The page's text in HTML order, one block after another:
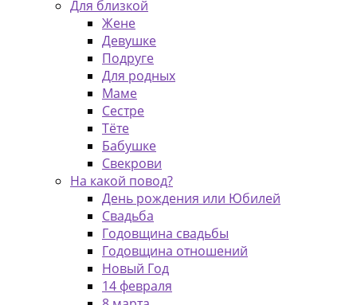
Для близкой
Жене
Девушке
Подруге
Для родных
Маме
Сестре
Тёте
Бабушке
Свекрови
На какой повод?
День рождения или Юбилей
Свадьба
Годовщина свадьбы
Годовщина отношений
Новый Год
14 февраля